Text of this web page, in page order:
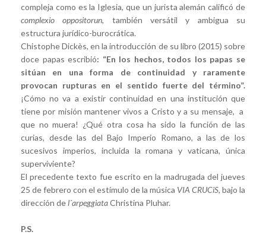
compleja como es la Iglesia, que un jurista alemán calificó de
complexio oppositorun, también versátil y ambigua su
estructura jurídico-burocrática.
Chistophe Dickès, en la introducción de su libro (2015) sobre
doce papas escribió: “En los hechos, todos los papas se
sitúan en una forma de continuidad y raramente
provocan rupturas en el sentido fuerte del término”.
¡Cómo no va a existir continuidad en una institución que
tiene por misión mantener vivos a Cristo y a su mensaje, a
que no muera! ¿Qué otra cosa ha sido la función de las
curias, desde las del Bajo Imperio Romano, a las de los
sucesivos imperios, incluida la romana y vaticana, única
superviviente?
El precedente texto fue escrito en la madrugada del jueves
25 de febrero con el estímulo de la música VIA CRUCiS, bajo la
dirección del´arpeggiataChristina Pluhar.
P.S.